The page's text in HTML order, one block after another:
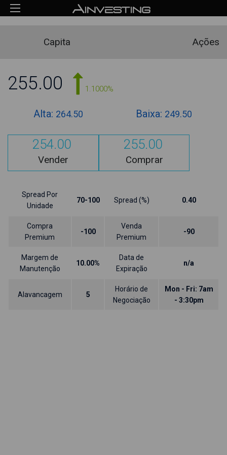
Capita Ações
255.00 1.1000%
Alta: 264.50 Baixa: 249.50
254.00
Vender
255.00
Comprar
Spread Por
Unidade
70-100 Spread (%) 0.40
Compra
Premium
-100
Venda
Premium
-90
Margem de
Manutenção
10.00%
Data de
Expiração
n/a
Alavancagem 5
Horário de
Negociação
Mon - Fri: 7am
- 3:30pm